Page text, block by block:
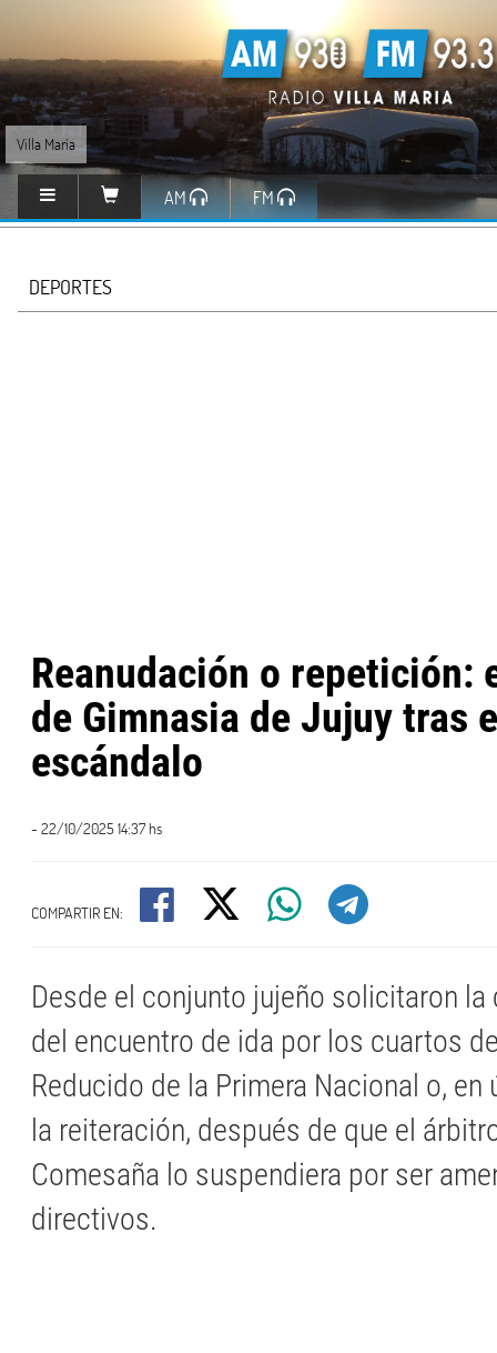
Villa María
AM FM
DEPORTES
Reanudación o repetición:
de Gimnasia de Jujuy tras
escándalo
- 22/10/2025 14:37 hs
COMPARTIR EN:
Desde el conjunto jujeño solicitaron
del encuentro de ida por los cuartos
Reducido de la Primera Nacional o,
la reiteración, después de que el
Comesaña lo suspendiera por ser
directivos.